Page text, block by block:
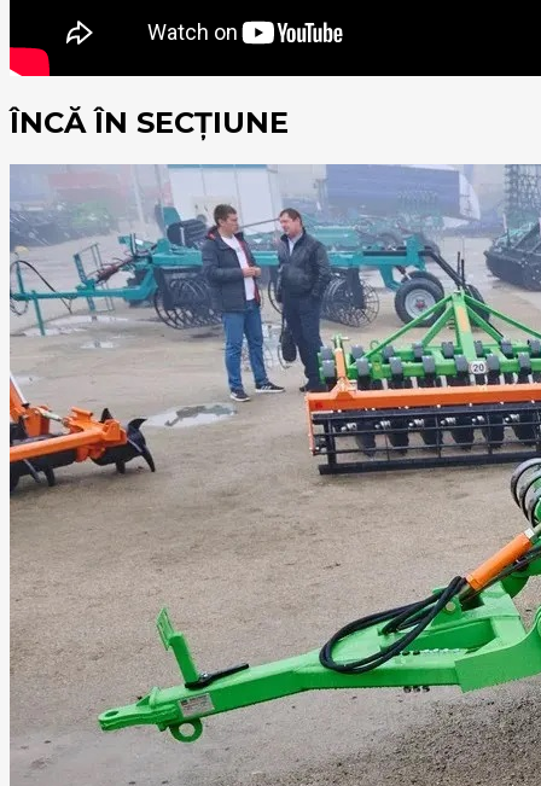
ÎNCĂ ÎN SECȚIUNE